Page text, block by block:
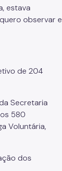
estava
observar e
de 204
Secretaria
580
Voluntária,
dos